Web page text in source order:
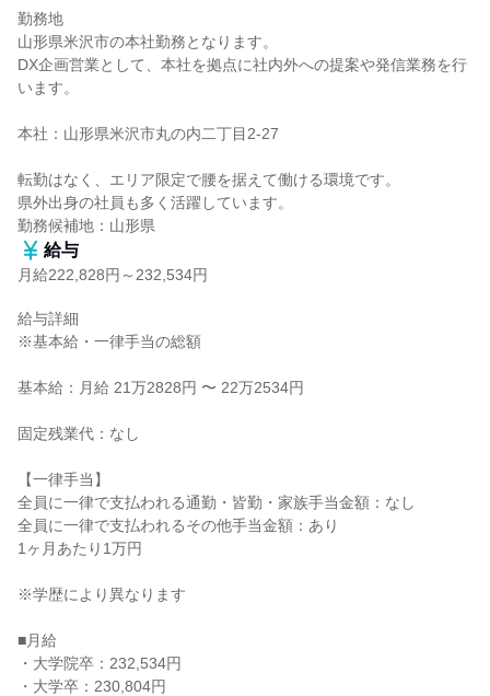
勤務地
山形県米沢市の本社勤務となります。
DX企画営業として、本社を拠点に社内外への提案や発信業務を行
います。
本社：山形県米沢市丸の内二丁目2-27
転勤はなく、エリア限定で腰を据えて働ける環境です。
県外出身の社員も多く活躍しています。
勤務候補地：山形県
給与
月給222,828円～232,534円
給与詳細
※基本給・一律手当の総額
基本給：月給 21万2828円 〜 22万2534円
固定残業代：なし
【一律手当】
全員に一律で支払われる通勤・皆勤・家族手当金額：なし
全員に一律で支払われるその他手当金額：あり
1ヶ月あたり1万円
※学歴により異なります
■月給
・大学院卒：232,534円
・大学卒：230,804円